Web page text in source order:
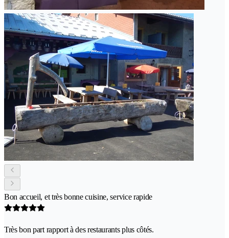
Bon accueil, et très bonne cuisine, service rapide
Très bon part rapport à des restaurants plus côtés.